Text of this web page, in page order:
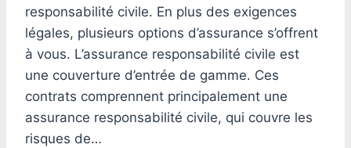
responsabilité civile. En plus des exigences
légales, plusieurs options d’assurance s’offrent
à vous. L’assurance responsabilité civile est
une couverture d’entrée de gamme. Ces
contrats comprennent principalement une
assurance responsabilité civile, qui couvre les
risques de…